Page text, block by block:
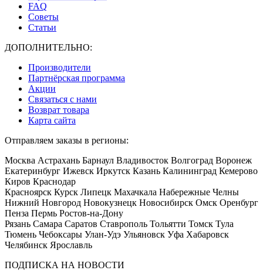
FAQ
Советы
Статьи
ДОПОЛНИТЕЛЬНО:
Производители
Партнёрская программа
Акции
Связаться с нами
Возврат товара
Карта сайта
Отправляем заказы в регионы:
Москва Астрахань Барнаул Владивосток Волгоград Воронеж
Екатеринбург Ижевск Иркутск Казань Калининград Кемерово
Киров Краснодар
Красноярск Курск Липецк Махачкала Набережные Челны
Нижний Новгород Новокузнецк Новосибирск Омск Оренбург
Пенза Пермь Ростов-на-Дону
Рязань Самара Саратов Ставрополь Тольятти Томск Тула
Тюмень Чебоксары Улан-Удэ Ульяновск Уфа Хабаровск
Челябинск Ярославль
ПОДПИСКА НА НОВОСТИ